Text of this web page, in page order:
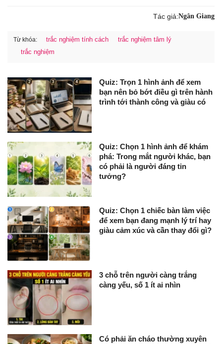
Tác giả:Ngân Giang
Từ khóa: trắc nghiệm tính cách
trắc nghiệm tâm lý
trắc nghiệm
Quiz: Trọn 1 hình ảnh để xem
bạn nên bỏ bớt điều gì trên hành
trình tới thành công và giàu có
Quiz: Chọn 1 hình ảnh để khám
phá: Trong mắt người khác, bạn
có phải là người đáng tin
tưởng?
Quiz: Chọn 1 chiếc bàn làm việc
để xem bạn đang mạnh lý trí hay
giàu cảm xúc và cần thay đổi gì?
3 chỗ trên người càng trắng
càng yếu, số 1 ít ai nhìn
Có phải ăn cháo thường xuyên